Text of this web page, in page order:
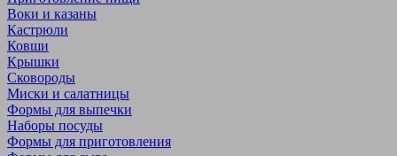
Воки и казаны
Кастрюли
Ковши
Крышки
Сковороды
Миски и салатницы
Формы для выпечки
Наборы посуды
Формы для приготовления